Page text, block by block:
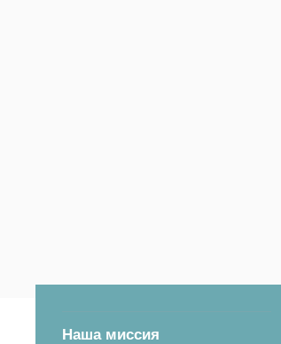
Наша миссия